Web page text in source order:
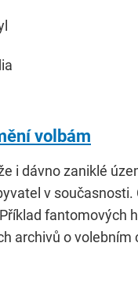
volbám
i dávno zaniklé
v současnosti.
fantomových
archivů o volebním